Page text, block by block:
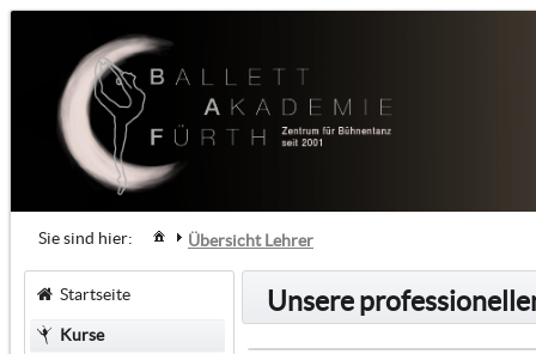
Sie sind hier: Übersicht Lehrer
Startseite
Kurse
Unsere